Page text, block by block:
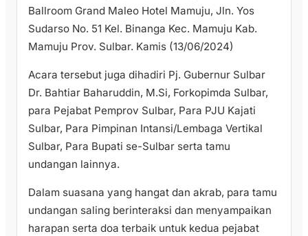
Ballroom Grand Maleo Hotel Mamuju, Jln. Yos
Sudarso No. 51 Kel. Binanga Kec. Mamuju Kab.
Mamuju Prov. Sulbar. Kamis (13/06/2024)
Acara tersebut juga dihadiri Pj. Gubernur Sulbar
Dr. Bahtiar Baharuddin, M.Si, Forkopimda Sulbar,
para Pejabat Pemprov Sulbar, Para PJU Kajati
Sulbar, Para Pimpinan Intansi/Lembaga Vertikal
Sulbar, Para Bupati se-Sulbar serta tamu
undangan lainnya.
Dalam suasana yang hangat dan akrab, para tamu
undangan saling berinteraksi dan menyampaikan
harapan serta doa terbaik untuk kedua pejabat